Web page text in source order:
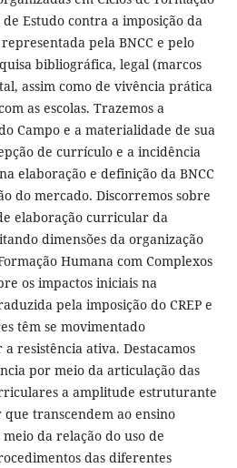
Estudo contra a imposição da
pela BNCC e pelo
bibliográfica, legal (marcos
assim como de vivência prática
as escolas. Trazemos a
Campo e a materialidade de sua
de currículo e a incidência
elaboração e definição da BNCC
do mercado. Discorremos sobre
elaboração curricular da
dimensões da organização
Humana com Complexos
os impactos iniciais na
pela imposição do CREP e
têm se movimentado
resistência ativa. Destacamos
por meio da articulação das
a amplitude estruturante
transcendem ao ensino
da relação do uso de
das diferentes